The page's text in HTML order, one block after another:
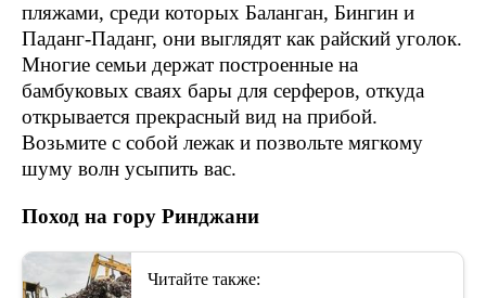
пляжами, среди которых Баланган, Бингин и
Паданг-Паданг, они выглядят как райский уголок.
Многие семьи держат построенные на
бамбуковых сваях бары для серферов, откуда
открывается прекрасный вид на прибой.
Возьмите с собой лежак и позвольте мягкому
шуму волн усыпить вас.
Поход на гору Ринджани
Читайте также: